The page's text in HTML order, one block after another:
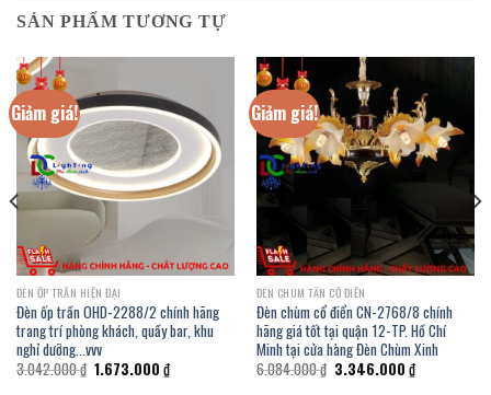
SẢN PHẨM TƯƠNG TỰ
Giảm giá!
ĐÈN ỐP TRẦN HIỆN ĐẠI
Đèn ốp trần OHD-2288/2 chính hãng
trang trí phòng khách, quầy bar, khu
nghỉ dưỡng…vvv
3.042.000₫ Giá
gốc
1.673.000 ₫Giá
hiện
Giảm giá!
ĐÈN CHÙM TÂN CỔ ĐIỂN
Đèn chùm cổ điển CN-2768/8 chính
hãng giá tốt tại quận 12-TP. Hồ Chí
Minh tại cửa hàng Đèn Chùm Xinh
6.084.000₫ Giá
gốc
3.346.000 ₫Giá
hiện